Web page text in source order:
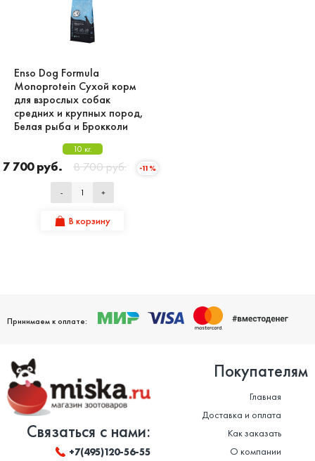
Enso Dog Formula
Monoprotein Сухой корм
для взрослых собак
средних и крупных пород,
Белая рыба и Брокколи
10 кг.
7 700 руб. 8 700 руб. -11%
- +
В корзину
Принимаем к оплате:
Связаться с нами:
+7(495)120-56-55
Покупателям
Главная
Доставка и оплата
Как заказать
О компании